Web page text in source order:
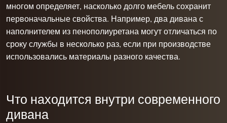
многом определяет, насколько долго мебель сохранит
первоначальные свойства. Например, два дивана с
наполнителем из пенополиуретана могут отличаться по
сроку службы в несколько раз, если при производстве
использовались материалы разного качества.
Что находится внутри современного
дивана